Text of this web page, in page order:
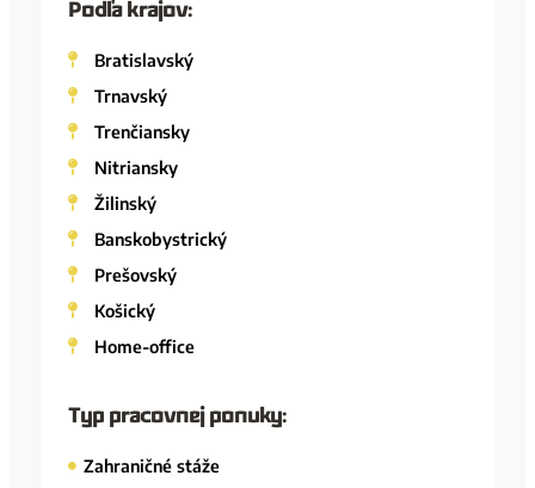
Podľa krajov:
Bratislavský
Trnavský
Trenčiansky
Nitriansky
Žilinský
Banskobystrický
Prešovský
Košický
Home-office
Typ pracovnej ponuky:
Zahraničné stáže